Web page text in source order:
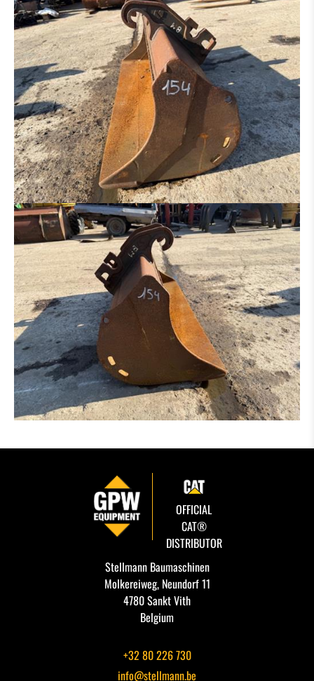
OFFICIAL
CAT®
DISTRIBUTOR
Stellmann Baumaschinen
Molkereiweg, Neundorf 11
4780 Sankt Vith
Belgium
+32 80 226 730
info@stellmann.be